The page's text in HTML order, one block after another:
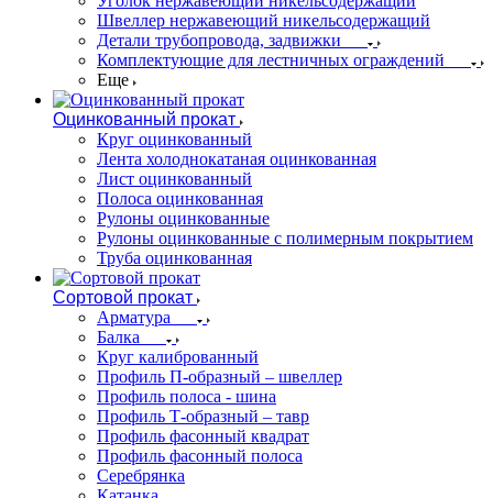
Швеллер нержавеющий никельсодержащий
Детали трубопровода, задвижки
Комплектующие для лестничных ограждений
Еще
Оцинкованный прокат
Круг оцинкованный
Лента холоднокатаная оцинкованная
Лист оцинкованный
Полоса оцинкованная
Рулоны оцинкованные
Рулоны оцинкованные с полимерным покрытием
Труба оцинкованная
Сортовой прокат
Арматура
Балка
Круг калиброванный
Профиль П-образный – швеллер
Профиль полоса - шина
Профиль Т-образный – тавр
Профиль фасонный квадрат
Профиль фасонный полоса
Серебрянка